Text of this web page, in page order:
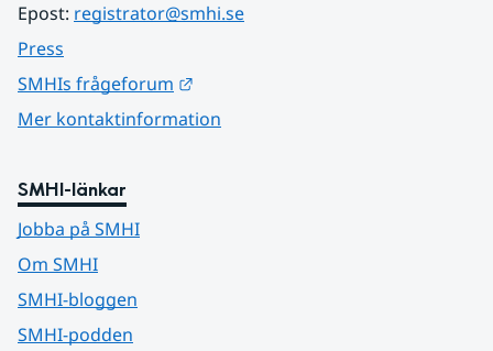
Epost: registrator@smhi.se
Press
SMHIs frågeforum
Mer kontaktinformation
SMHI-länkar
Jobba på SMHI
Om SMHI
SMHI-bloggen
SMHI-podden